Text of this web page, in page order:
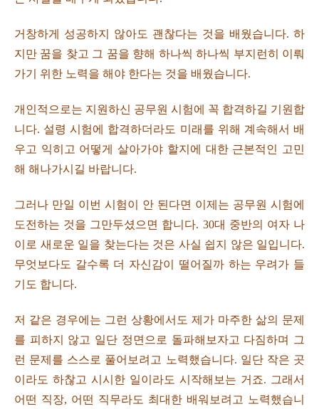
거창하게 성공하지 않아도 괜찮다는 것을 배웠습니다. 하
지만 꿈을 찾고 그 꿈을 향해 하나씩 하나씩 부지런히 이뤄
가기 위한 노력을 해야 한다는 것을 배웠습니다.
개인적으로는 지원하신 공무원 시험에 꼭 합격하길 기원합
니다. 설령 시험에 합격하더라도 미래를 위해 계속해서 배
우고 익히고 어떻게 살아가야 할지에 대한 근본적인 고민
해 해나가시길 바랍니다.
그러나 만일 이번 시험이 안 된다면 이제는 공무원 시험에
도전하는 것을 그만두셨으면 합니다. 30대 중반의 여자 나
이로 새로운 일을 찾는다는 것은 사실 쉽지 않은 일입니다.
무엇보다도 갈수록 더 자신감이 떨어질까 하는 우려가 들
기도 합니다.
저 같은 경우에는 그런 상황에서도 제가 마주한 삶의 문제
를 피하지 않고 일단 정면으로 돌파해보자고 다짐하며 그
런 문제를 스스로 풀어보려고 노력했습니다. 일단 작은 곳
이라도 하찮고 시시한 일이라도 시작해보는 거죠. 그래서
어떤 직장, 어떤 직무라도 최대한 배워보려고 노력했습니